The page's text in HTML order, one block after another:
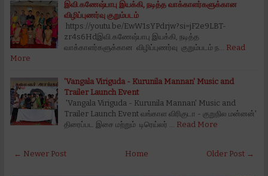
இவி.கணேஷ்பாபு இயக்கி, நடித்த வாக்காளர்களுக்கான
விழிப்புணர்வு குறும்படம்
https://youtu.be/EwW1sYPdrjw?si=jF2e9LBT-
zr4s6Hdஇவி.கணேஷ்பாபு இயக்கி, நடித்த
வாக்காளர்களுக்கான விழிப்புணர்வு குறும்படம் ந…
Read
More
'Vangala Viriguda - Kurunila Mannan' Music and
Trailer Launch Event
'Vangala Viriguda - Kurunila Mannan' Music and
Trailer Launch Event வங்காள விரிகுடா - குறுநில மன்னன்'
திரைப்பட இசை மற்றும் டிரெய்லர் …
Read More
← Newer Post Older Post →
Home